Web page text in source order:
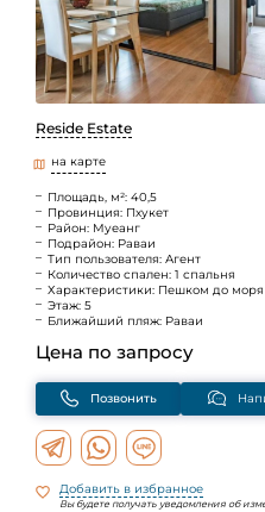
Reside Estate
на карте
Площадь, м²: 40,5
Провинция: Пхукет
Район: Муеанг
Подрайон: Раваи
Тип пользователя: Агент
Количество спален: 1 спальня
Характеристики: Пешком до моря
Этаж: 5
Ближайший пляж: Раваи
Цена по запросу
Позвонить
Добавить в избранное
Вы будете получать уведомления об